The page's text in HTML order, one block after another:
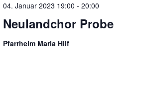
Neulandchor Probe
04. Januar 2023 19:00 - 20:00
Pfarrheim Maria Hilf